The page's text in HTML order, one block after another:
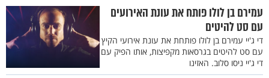
עמירם בן לולו פותח את עונת האירועים
עם סט להיטים
די ג'יי עמירם בן לולו פותחת את עונת אירועי הקיץ
עם סט להיטים בגרסאות מקפיצות, אותו הפיק עם
די ג'יי ניסו סלוב. האזינו